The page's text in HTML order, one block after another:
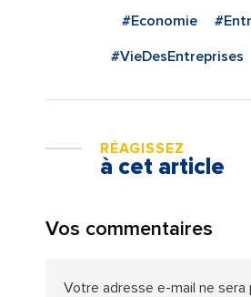
#Economie
#VieDesEntreprises
RÉAGISSEZ
à cet article
Vos commentaires
Votre adresse e-mail ne sera